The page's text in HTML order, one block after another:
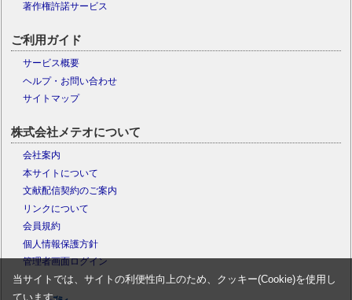
著作権許諾サービス
ご利用ガイド
サービス概要
ヘルプ・お問い合わせ
サイトマップ
株式会社メテオについて
会社案内
本サイトについて
文献配信契約のご案内
リンクについて
会員規約
個人情報保護方針
管理者画面ログイン
当サイトでは、サイトの利便性向上のため、クッキー(Cookie)を使用し
ています。